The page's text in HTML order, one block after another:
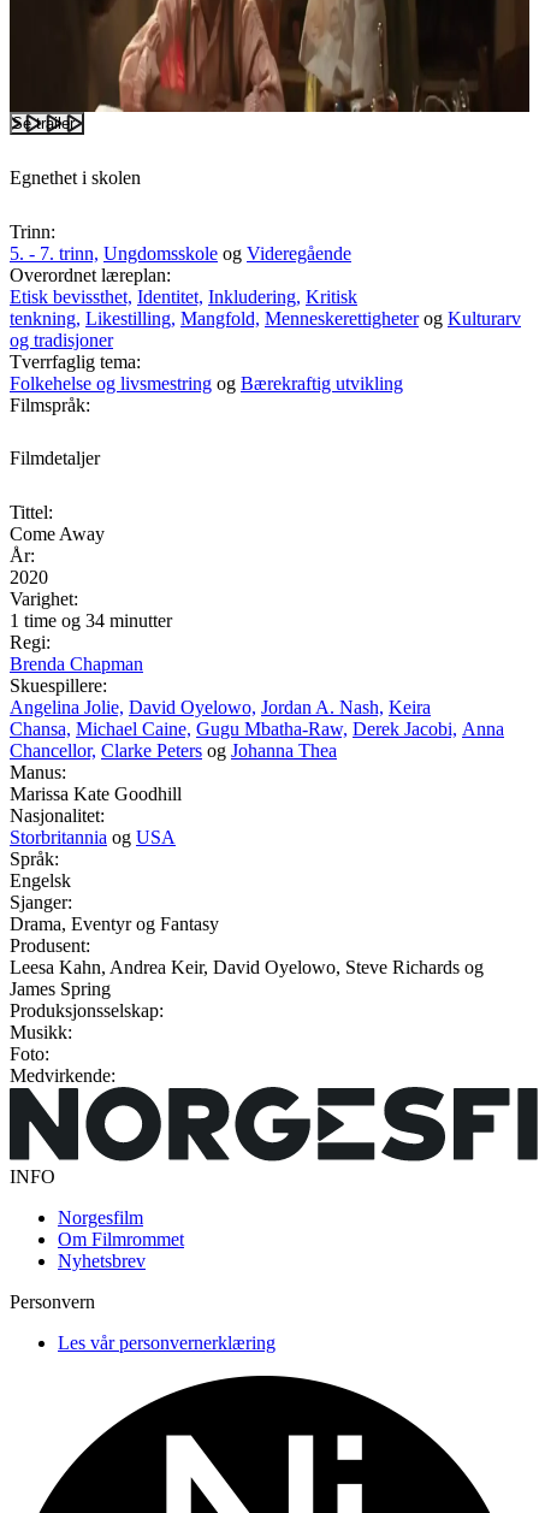
Se trailer
Egnethet i skolen
Trinn:
5. - 7. trinn, Ungdomsskole og Videregående
Overordnet læreplan:
Etisk bevissthet, Identitet, Inkludering, Kritisk
tenkning, Likestilling, Mangfold, Menneskerettigheterog Kulturarv
og tradisjoner
Tverrfaglig tema:
Folkehelse og livsmestring og Bærekraftig utvikling
Filmspråk:
Filmdetaljer
Tittel:
Come Away
År:
2020
Varighet:
1 time og 34 minutter
Regi:
Brenda Chapman
Skuespillere:
Angelina Jolie, David Oyelowo, Jordan A. Nash, Keira
Chansa, Michael Caine, Gugu Mbatha-Raw, Derek Jacobi, Anna
Chancellor, Clarke Peters og Johanna Thea
Manus:
Marissa Kate Goodhill
Nasjonalitet:
Storbritannia og USA
Språk:
Engelsk
Sjanger:
Drama, Eventyr og Fantasy
Produsent:
Leesa Kahn, Andrea Keir, David Oyelowo, Steve Richards og
James Spring
Produksjonsselskap:
Musikk:
Foto:
Medvirkende:
INFO
Norgesfilm
Om Filmrommet
Nyhetsbrev
Personvern
Les vår personvernerklæring